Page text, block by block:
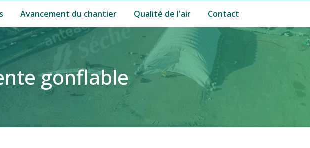
Avancement du chantier Qualité de l'air Contact
gonflable